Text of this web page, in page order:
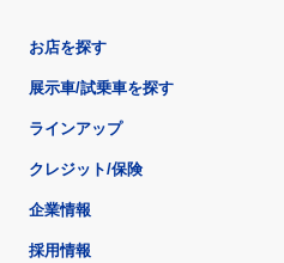
お店を探す
展示車/試乗車を探す
ラインアップ
クレジット/保険
企業情報
採用情報